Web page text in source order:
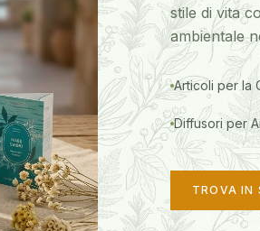
stile di vita
ambientale
Articoli per la
Diffusori per
TROVA IN